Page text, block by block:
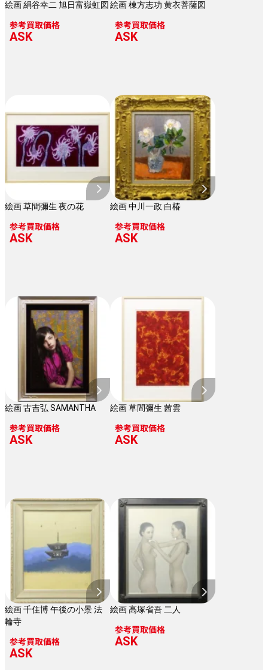
絵画 絹谷幸二 旭日富嶽虹図
参考買取価格
ASK
絵画 棟方志功 黄衣菩薩図
参考買取価格
ASK
絵画 草間彌生 夜の花
参考買取価格
ASK
絵画 中川一政 白椿
参考買取価格
ASK
絵画 古吉弘 SAMANTHA
参考買取価格
ASK
絵画 草間彌生 茜雲
参考買取価格
ASK
絵画 千住博 午後の小景 法
輪寺
参考買取価格
ASK
絵画 高塚省吾 二人
参考買取価格
ASK